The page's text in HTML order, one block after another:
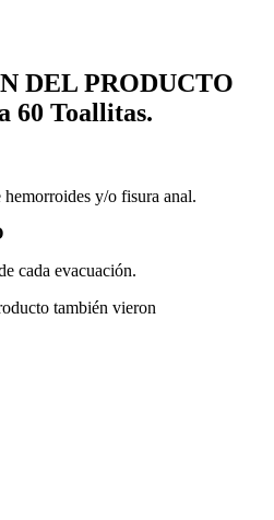
DEL PRODUCTO
60 Toallitas.
y/o fisura anal.
cada evacuación.
también vieron